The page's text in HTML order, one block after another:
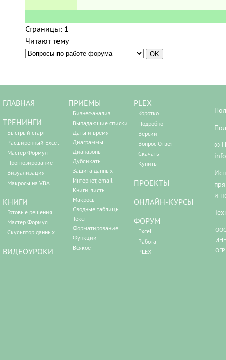
Страницы: 1
Читают тему
ГЛАВНАЯ
ТРЕНИНГИ
Быстрый старт
Расширенный Excel
Мастер Формул
Прогнозирование
Визуализация
Макросы на VBA
КНИГИ
Готовые решения
Мастер Формул
Скульптор данных
ВИДЕОУРОКИ
ПРИЕМЫ
Бизнес-анализ
Выпадающие списки
Даты и время
Диаграммы
Диапазоны
Дубликаты
Защита данных
Интернет, email
Книги, листы
Макросы
Сводные таблицы
Текст
Форматирование
Функции
Всякое
PLEX
Коротко
Подробно
Версии
Вопрос-Ответ
Скачать
Купить
ПРОЕКТЫ
ОНЛАЙН-КУРСЫ
ФОРУМ
Excel
Работа
PLEX
©
и